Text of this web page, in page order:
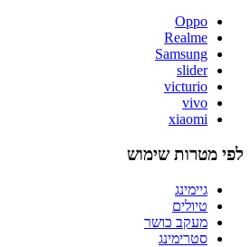
Oppo
Realme
Samsung
slider
victurio
vivo
xiaomi
לפי מטרות שימוש
גיימינג
טיולים
מעקב כושר
סטרימינג